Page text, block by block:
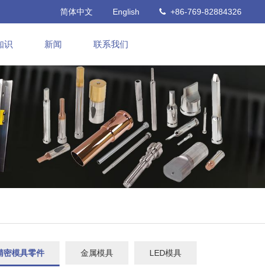
简体中文 English +86-769-82884326
识 新闻 联系我们
密模具零件 金属模具 LED模具